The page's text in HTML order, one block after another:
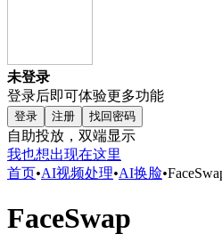
未登录
登录后即可体验更多功能
登录 注册 找回密码
自助投放，双端显示
我也想出现在这里
首页•AI视频处理•AI换脸•
FaceSwap